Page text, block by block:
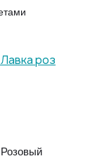
Розовый